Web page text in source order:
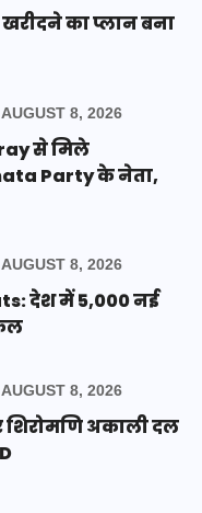
का प्लान बना
AUGUST 8, 2026
से मिले
Party के नेता,
AUGUST 8, 2026
देश में 5,000 नई
AUGUST 8, 2026
शिरोमणि अकाली दल